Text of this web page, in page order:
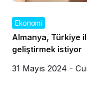
Ekonomi
Almanya, Türkiye
geliştirmek istiyor
31 Mayıs 2024 -